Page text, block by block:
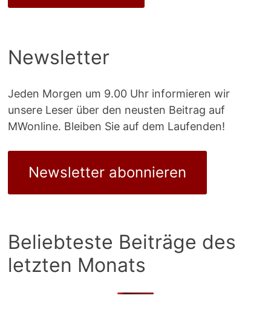
Newsletter
Jeden Morgen um 9.00 Uhr informieren wir
unsere Leser über den neusten Beitrag auf
MWonline. Bleiben Sie auf dem Laufenden!
Newsletter abonnieren
Beliebteste Beiträge des
letzten Monats